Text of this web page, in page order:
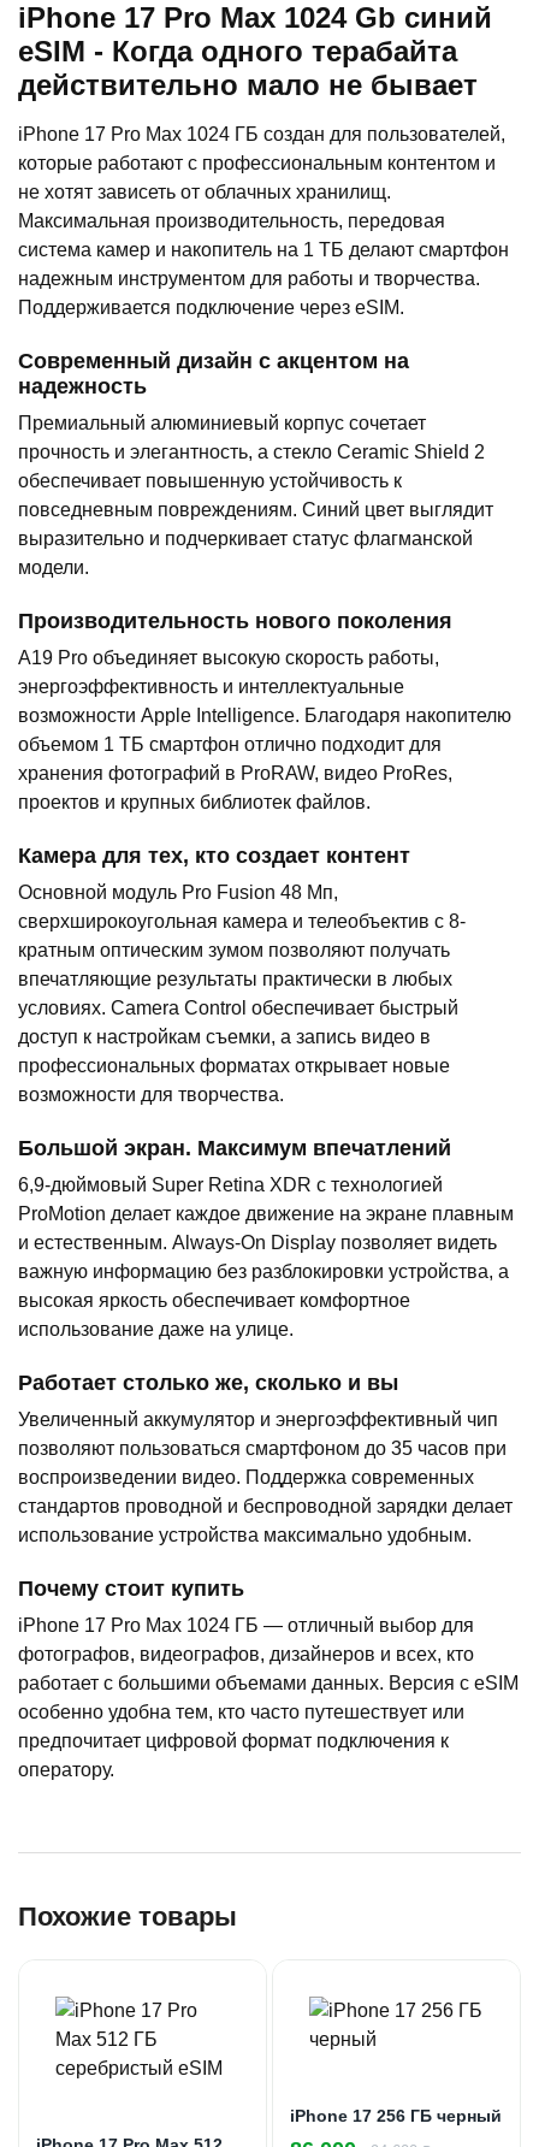
iPhone 17 Pro Max 1024 Gb синий
eSIM - Когда одного терабайта
действительно мало не бывает
iPhone 17 Pro Max 1024 ГБ создан для пользователей,
которые работают с профессиональным контентом и
не хотят зависеть от облачных хранилищ.
Максимальная производительность, передовая
система камер и накопитель на 1 ТБ делают смартфон
надежным инструментом для работы и творчества.
Поддерживается подключение через eSIM.
Современный дизайн с акцентом на
надежность
Премиальный алюминиевый корпус сочетает
прочность и элегантность, а стекло Ceramic Shield 2
обеспечивает повышенную устойчивость к
повседневным повреждениям. Синий цвет выглядит
выразительно и подчеркивает статус флагманской
модели.
Производительность нового поколения
A19 Pro объединяет высокую скорость работы,
энергоэффективность и интеллектуальные
возможности Apple Intelligence. Благодаря накопителю
объемом 1 ТБ смартфон отлично подходит для
хранения фотографий в ProRAW, видео ProRes,
проектов и крупных библиотек файлов.
Камера для тех, кто создает контент
Основной модуль Pro Fusion 48 Мп,
сверхширокоугольная камера и телеобъектив с 8-
кратным оптическим зумом позволяют получать
впечатляющие результаты практически в любых
условиях. Camera Control обеспечивает быстрый
доступ к настройкам съемки, а запись видео в
профессиональных форматах открывает новые
возможности для творчества.
Большой экран. Максимум впечатлений
6,9-дюймовый Super Retina XDR с технологией
ProMotion делает каждое движение на экране плавным
и естественным. Always-On Display позволяет видеть
важную информацию без разблокировки устройства, а
высокая яркость обеспечивает комфортное
использование даже на улице.
Работает столько же, сколько и вы
Увеличенный аккумулятор и энергоэффективный чип
позволяют пользоваться смартфоном до 35 часов при
воспроизведении видео. Поддержка современных
стандартов проводной и беспроводной зарядки делает
использование устройства максимально удобным.
Почему стоит купить
iPhone 17 Pro Max 1024 ГБ — отличный выбор для
фотографов, видеографов, дизайнеров и всех, кто
работает с большими объемами данных. Версия с eSIM
особенно удобна тем, кто часто путешествует или
предпочитает цифровой формат подключения к
оператору.
Похожие товары
iPhone 17 256 ГБ черный